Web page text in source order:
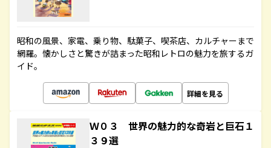
昭和の風景、家電、乗り物、駄菓子、喫茶店、カルチャーまで
網羅。懐かしさと驚きが詰まった昭和レトロの魅力を旅するガ
イド。
詳細を見る
Ｗ０３ 世界の魅力的な奇岩と巨石１
３９選